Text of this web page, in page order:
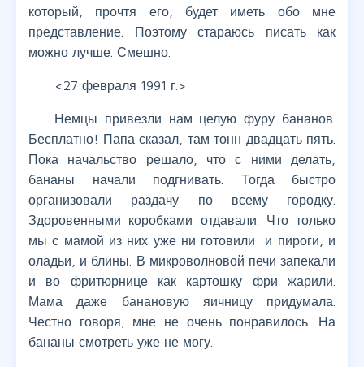
который, прочтя его, будет иметь обо мне
представление. Поэтому стараюсь писать как
можно лучше. Смешно.
<27 февраля 1991 г.>
Немцы привезли нам целую фуру бананов.
Бесплатно! Папа сказал, там тонн двадцать пять.
Пока начальство решало, что с ними делать,
бананы начали подгнивать. Тогда быстро
организовали раздачу по всему городку.
Здоровенными коробками отдавали. Что только
мы с мамой из них уже ни готовили: и пироги, и
оладьи, и блины. В микроволновой печи запекали
и во фритюрнице как картошку фри жарили.
Мама даже банановую яичницу придумала.
Честно говоря, мне не очень понравилось. На
бананы смотреть уже не могу.